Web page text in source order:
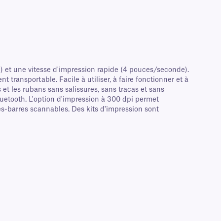
une vitesse d'impression rapide (4 pouces/seconde).
transportable. Facile à utiliser, à faire fonctionner et à
les rubans sans salissures, sans tracas et sans
L'option d'impression à 300 dpi permet
barres scannables. Des kits d'impression sont